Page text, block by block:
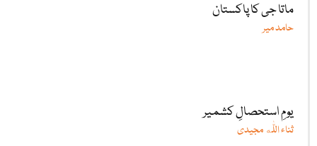
ماتا جی کا پاکستان
حامد میر
یومِ استحصالِ کشمیر
ثناء اللّٰه مجیدی